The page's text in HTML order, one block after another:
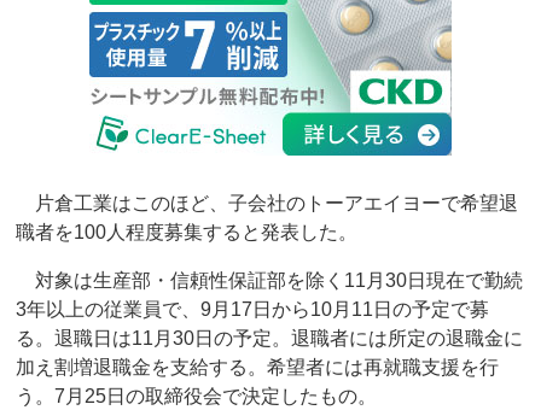
片倉工業はこのほど、子会社のトーアエイヨーで希望退
職者を100人程度募集すると発表した。
対象は生産部・信頼性保証部を除く11月30日現在で勤続
3年以上の従業員で、9月17日から10月11日の予定で募
る。退職日は11月30日の予定。退職者には所定の退職金に
加え割増退職金を支給する。希望者には再就職支援を行
う。7月25日の取締役会で決定したもの。